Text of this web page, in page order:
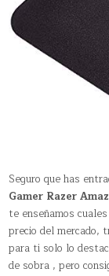
Seguro que has
Gamer Razer
te enseñamos
precio del mercado,
para ti solo lo
de sobra , pero